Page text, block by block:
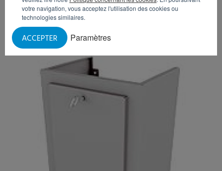
votre navigation, vous acceptez l'utilisation des cookies ou
technologies similaires.
Paramètres
ACCEPTER
OPTIONS ET ACCESSOIRES